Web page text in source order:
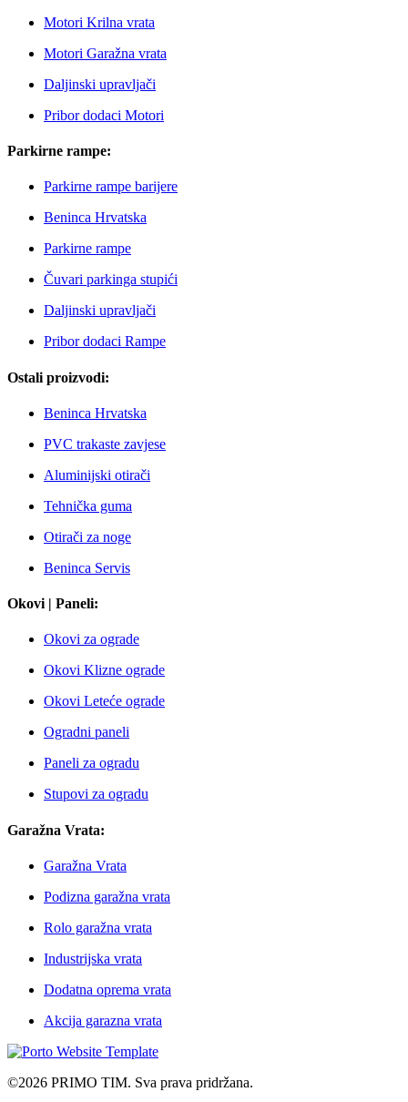
Motori Krilna vrata
Motori Garažna vrata
Daljinski upravljači
Pribor dodaci Motori
Parkirne rampe:
Parkirne rampe barijere
Beninca Hrvatska
Parkirne rampe
Čuvari parkinga stupići
Daljinski upravljači
Pribor dodaci Rampe
Ostali proizvodi:
Beninca Hrvatska
PVC trakaste zavjese
Aluminijski otirači
Tehnička guma
Otirači za noge
Beninca Servis
Okovi | Paneli:
Okovi za ograde
Okovi Klizne ograde
Okovi Leteće ograde
Ogradni paneli
Paneli za ogradu
Stupovi za ogradu
Garažna Vrata:
Garažna Vrata
Podizna garažna vrata
Rolo garažna vrata
Industrijska vrata
Dodatna oprema vrata
Akcija garazna vrata
©2026 PRIMO TIM. Sva prava pridržana.